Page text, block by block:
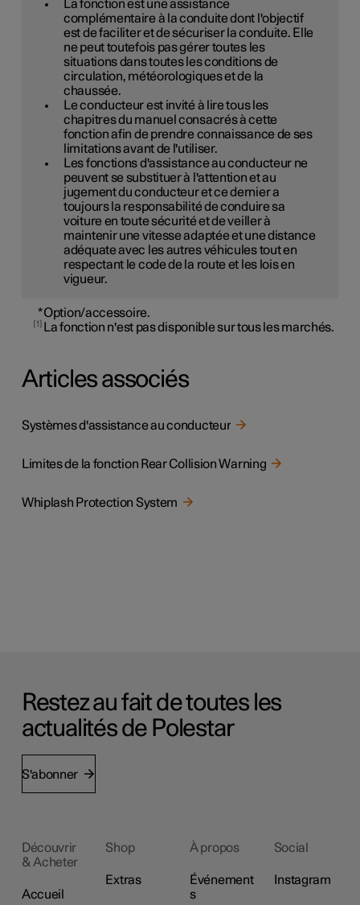
La fonction est une assistance
complémentaire à la conduite dont l'objectif
est de faciliter et de sécuriser la conduite. Elle
ne peut toutefois pas gérer toutes les
situations dans toutes les conditions de
circulation, météorologiques et de la
chaussée.
Le conducteur est invité à lire tous les
chapitres du manuel consacrés à cette
fonction afin de prendre connaissance de ses
limitations avant de l'utiliser.
Les fonctions d'assistance au conducteur ne
peuvent se substituer à l'attention et au
jugement du conducteur et ce dernier a
toujours la responsabilité de conduire sa
voiture en toute sécurité et de veiller à
maintenir une vitesse adaptée et une distance
adéquate avec les autres véhicules tout en
respectant le code de la route et les lois en
vigueur.
*Option/accessoire.
1 La fonction n'est pas disponible sur tous les marchés.
Articles associés
Systèmes d'assistance au conducteur
Limites de la fonction Rear Collision Warning
Whiplash Protection System
Restez au fait de toutes les
actualités de Polestar
S'abonner
Découvrir
& Acheter
Accueil
Shop
Extras
À propos
Événement
s
Social
Instagram